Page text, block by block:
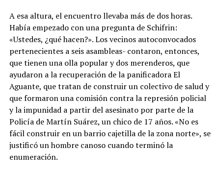
A esa altura, el encuentro llevaba más de dos horas.
Había empezado con una pregunta de Schifrin:
«Ustedes, ¿qué hacen?». Los vecinos autoconvocados
pertenecientes a seis asambleas- contaron, entonces,
que tienen una olla popular y dos merenderos, que
ayudaron a la recuperación de la panificadora El
Aguante, que tratan de construir un colectivo de salud y
que formaron una comisión contra la represión policial
y la impunidad a partir del asesinato por parte de la
Policía de Martín Suárez, un chico de 17 años. «No es
fácil construir en un barrio cajetilla de la zona norte», se
justificó un hombre canoso cuando terminó la
enumeración.